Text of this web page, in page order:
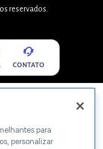
reservados.
CONTATO
para
personalizar